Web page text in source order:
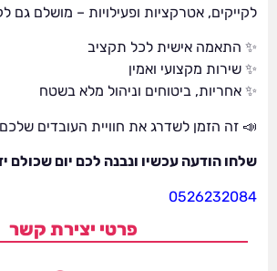
לקייקים, אטרקציות ופעילויות – מושלם גם
✨ התאמה אישית לכל תקציב
✨ שירות מקצועי ואמין
✨ אחריות, ביטוחים וניהול מלא בשטח
📣 זה הזמן לשדרג את חוויית העובדים
שלחו הודעה עכשיו ונבנה לכם יום שכולם
0526232084
פרטי יצירת קשר